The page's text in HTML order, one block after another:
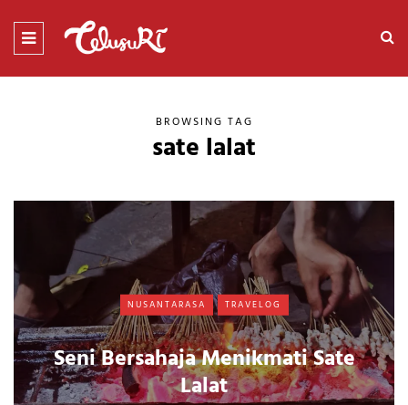
BROWSING TAG
sate lalat
NUSANTARASA TRAVELOG
Seni Bersahaja Menikmati Sate
Lalat